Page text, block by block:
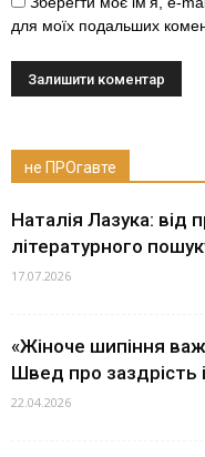
для моїх подальших
не ПРОгавте
Наталія Лазука: від
літературного
17.07.2026
«Жіноче шипіння
Швед про заздрість
22.04.2026